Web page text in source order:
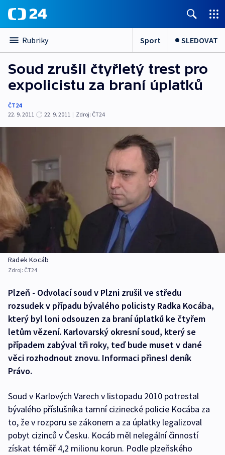
Rubriky Sport SLEDOVAT
Soud zrušil čtyřletý trest pro
expolicistu za braní úplatků
ČT24
22. 9. 2011
22. 9. 2011 | Zdroj: ČT24
Radek Kocáb
Zdroj: ČT24
Plzeň - Odvolací soud v Plzni zrušil ve středu
rozsudek v případu bývalého policisty Radka Kocába,
který byl loni odsouzen za braní úplatků ke čtyřem
letům vězení. Karlovarský okresní soud, který se
případem zabýval tři roky, teď bude muset v dané
věci rozhodnout znovu. Informaci přinesl deník
Právo.
Soud v Karlových Varech v listopadu 2010 potrestal
bývalého příslušníka tamní cizinecké policie Kocába za
to, že v rozporu se zákonem a za úplatky legalizoval
pobyt cizinců v Česku. Kocáb měl nelegální činností
získat téměř 4,2 milionu korun. Podle plzeňského